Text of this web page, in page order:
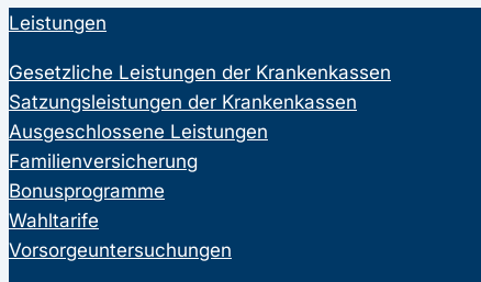
Leistungen
Gesetzliche Leistungen der Krankenkassen
Satzungsleistungen der Krankenkassen
Ausgeschlossene Leistungen
Familienversicherung
Bonusprogramme
Wahltarife
Vorsorgeuntersuchungen